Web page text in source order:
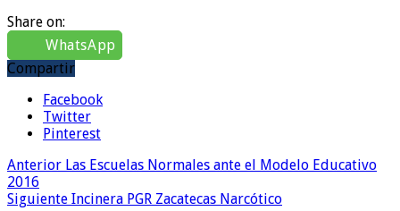
Share on:
WhatsApp
Compartir
Facebook
Twitter
Pinterest
Anterior Las Escuelas Normales ante el Modelo Educativo
2016
Siguiente Incinera PGR Zacatecas Narcótico